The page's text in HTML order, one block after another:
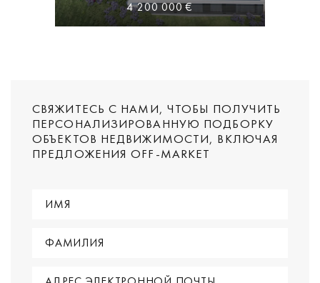
4 200 000 €
СВЯЖИТЕСЬ С НАМИ, ЧТОБЫ ПОЛУЧИТЬ
ПЕРСОНАЛИЗИРОВАННУЮ ПОДБОРКУ
ОБЪЕКТОВ НЕДВИЖИМОСТИ, ВКЛЮЧАЯ
ПРЕДЛОЖЕНИЯ OFF-MARKET